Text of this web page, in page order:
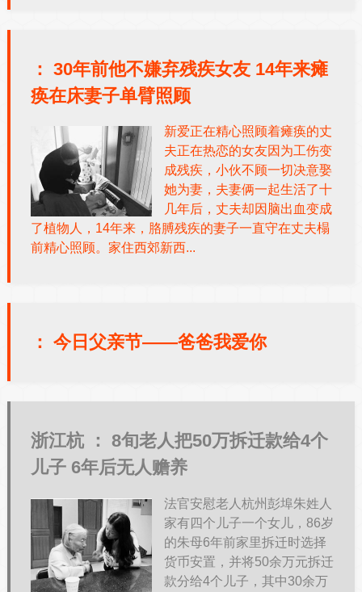
： 30年前他不嫌弃残疾女友 14年来瘫
痪在床妻子单臂照顾
新爱正在精心照顾着瘫痪的丈
夫正在热恋的女友因为工伤变
成残疾，小伙不顾一切决意娶
她为妻，夫妻俩一起生活了十
几年后，丈夫却因脑出血变成
了植物人，14年来，胳膊残疾的妻子一直守在丈夫榻
前精心照顾。家住西郊新西...
： 今日父亲节——爸爸我爱你
浙江杭 ： 8旬老人把50万拆迁款给4个
儿子 6年后无人赡养
法官安慰老人杭州彭埠朱姓人
家有四个儿子一个女儿，86岁
的朱母6年前家里拆迁时选择
货币安置，并将50余万元拆迁
款分给4个儿子，其中30余万